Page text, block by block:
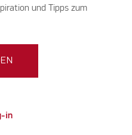
und Tipps zum
in